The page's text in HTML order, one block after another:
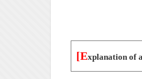
[Explanation of